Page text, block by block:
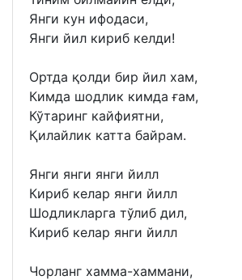
Янги кун ифодаси,
Янги йил кириб келди!
Ортда қолди бир йил хам,
Кимда шодлик кимда ғам,
Кўтаринг кайфиятни,
Қилайлик катта байрам.
Янги янги янги йилл
Кириб келар янги йилл
Шодликларга тўлиб дил,
Кириб келар янги йилл
Чорланг хамма-хаммани,